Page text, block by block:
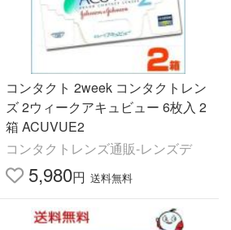
コンタクト 2week コンタクトレン
ズ 2ウィークアキュビュー 6枚入 2
箱 ACUVUE2
コンタクトレンズ通販-レンズデ
5,980円 送料無料